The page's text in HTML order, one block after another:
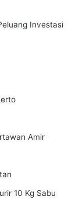
Investasi
Amir
10 Kg Sabu